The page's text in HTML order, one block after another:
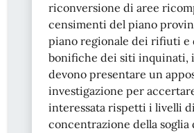
riconversione di aree
censimenti del piano
piano regionale dei rifiuti e
bonifiche dei siti inquinati,
devono presentare un
investigazione per
interessata rispetti i livelli di
concentrazione della soglia